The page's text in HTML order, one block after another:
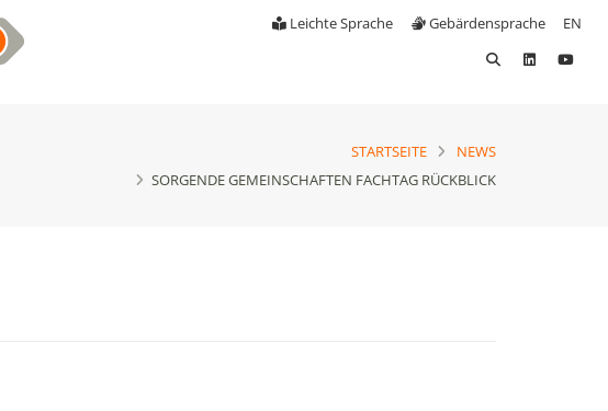
Leichte Sprache Gebärdensprache EN
STARTSEITE
NEWS
SORGENDE GEMEINSCHAFTEN FACHTAG RÜCKBLICK